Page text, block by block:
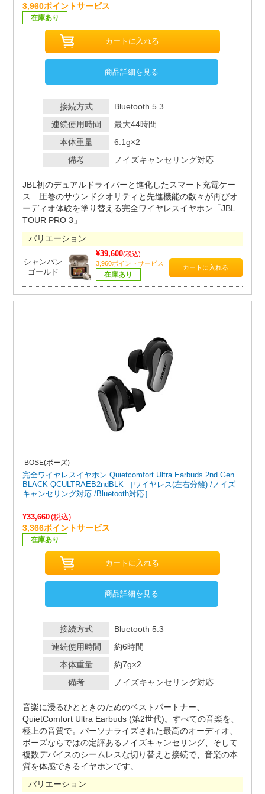
3,960ポイントサービス
在庫あり
商品詳細を見る
接続方式
Bluetooth 5.3
連続使用時間
最大44時間
本体重量
6.1g×2
備考
ノイズキャンセリング対応
JBL初のデュアルドライバーと進化したスマート充電ケー
ス 圧巻のサウンドクオリティと先進機能の数々が再びオ
ーディオ体験を塗り替える完全ワイヤレスイヤホン「JBL
TOUR PRO 3」
バリエーション
シャンパン
ゴールド
¥39,600(税込)
3,960ポイントサービス
在庫あり
BOSE(ボーズ)
完全ワイヤレスイヤホン Quietcomfort Ultra Earbuds 2nd Gen
BLACK QCULTRAEB2ndBLK ［ワイヤレス(左右分離) /ノイズ
キャンセリング対応 /Bluetooth対応］
¥33,660(税込)
3,366ポイントサービス
在庫あり
商品詳細を見る
接続方式
Bluetooth 5.3
連続使用時間
約6時間
本体重量
約7g×2
備考
ノイズキャンセリング対応
音楽に浸るひとときのためのベストパートナー、
QuietComfort Ultra Earbuds (第2世代)。すべての音楽を、
極上の音質で。パーソナライズされた最高のオーディオ、
ボーズならではの定評あるノイズキャンセリング、そして
複数デバイスのシームレスな切り替えと接続で、音楽の本
質を体感できるイヤホンです。
バリエーション